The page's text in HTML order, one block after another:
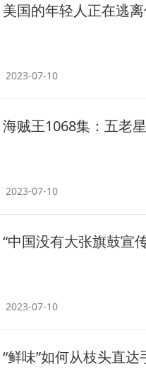
美国的年轻人正在逃
2023-07-10
海贼王1068集：五老
2023-07-10
“中国没有大张旗鼓宣
2023-07-10
“鲜味”如何从枝头直达